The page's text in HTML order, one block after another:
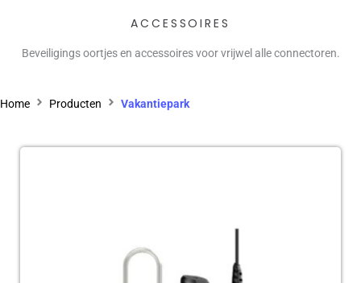
ACCESSOIRES
Beveiligings oortjes en accessoires voor vrijwel alle connectoren.
Home Producten Vakantiepark